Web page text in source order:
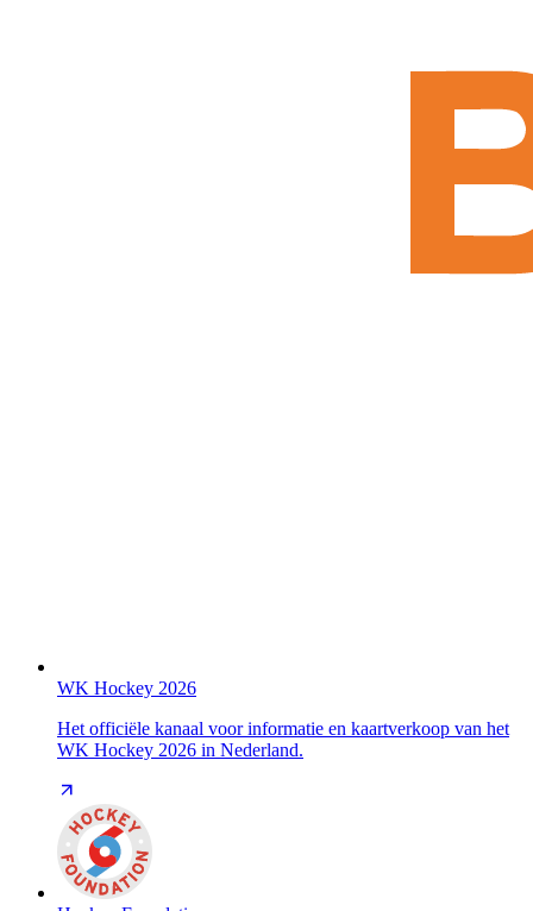
WK Hockey 2026
Het officiële kanaal voor informatie en kaartverkoop van het
WK Hockey 2026 in Nederland.